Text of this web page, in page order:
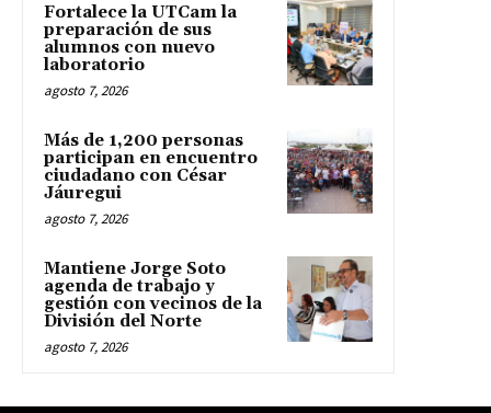
Fortalece la UTCam la
preparación de sus
alumnos con nuevo
laboratorio
agosto 7, 2026
Más de 1,200 personas
participan en encuentro
ciudadano con César
Jáuregui
agosto 7, 2026
Mantiene Jorge Soto
agenda de trabajo y
gestión con vecinos de la
División del Norte
agosto 7, 2026